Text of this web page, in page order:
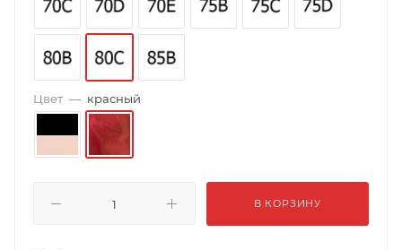
Цвет — красный
В КОРЗИНУ